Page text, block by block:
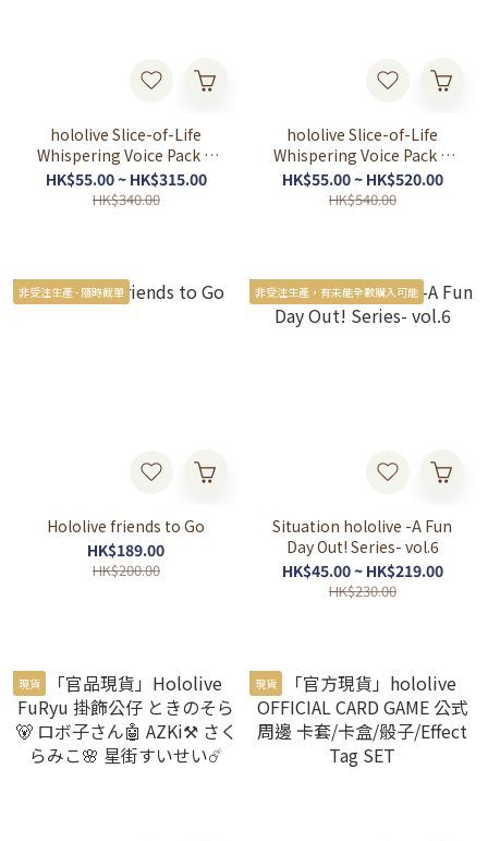
hololive Slice-of-Life
Whispering Voice Pack "I
Scream, You Scream
HK$55.00 ~ HK$315.00
HK$340.00
hololive Slice-of-Life
Whispering Voice Pack "I
Scream, You Scream
HK$55.00 ~ HK$520.00
HK$540.00
非受注生產 - 隨時截單
Hololive friends to Go
HK$189.00
HK$200.00
非受注生產，有未能全數購入可能
Situation hololive -A Fun
Day Out! Series- vol.6
HK$45.00 ~ HK$219.00
HK$230.00
現貨 現貨